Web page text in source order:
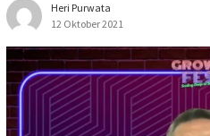
Heri Purwata
12 Oktober 2021